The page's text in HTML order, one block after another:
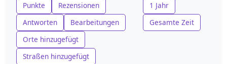
Punkte
Rezensionen
Antworten
Bearbeitungen
Orte hinzugefügt
Straßen hinzugefügt
1 Jahr
Gesamte Zeit